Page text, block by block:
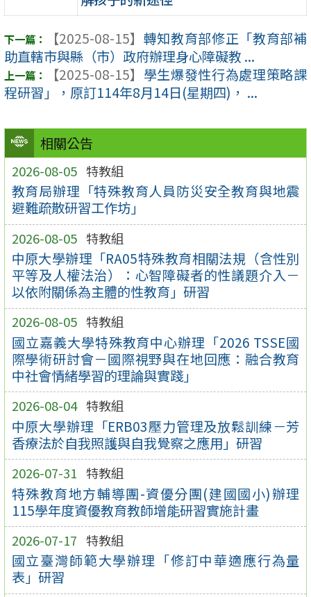
相關公告
2026-08-05 特教組
教育局辦理「特殊教育人員防災安全教育與地震
避難疏散研習工作坊」
2026-08-05 特教組
中原大學辦理「RA05特殊教育相關法規（含性別
平等及人權法治）：心智障礙者的性議題介入－
以依附關係為主體的性教育」研習
2026-08-05 特教組
國立嘉義大學特殊教育中心辦理「2026 TSSE國
際學術研討會－國際視野與在地回應：融合教育
中社會情緒學習的理論與實踐」
2026-08-04 特教組
中原大學辦理「ERB03壓力管理及放鬆訓練－芳
香療法於自我照護與自我覺察之應用」研習
2026-07-31 特教組
特殊教育地方輔導團-資優分團(建國國小)辦理
115學年度資優教育教師增能研習實施計畫
2026-07-17 特教組
國立臺灣師範大學辦理「修訂中華適應行為量
表」研習
【2025-08-15】 轉知教育部修正「教育部補
助直轄市與縣（市）政府辦理身心障礙教 ...
【2025-08-15】 學生爆發性行為處理策略課
程研習」，原訂114年8月14日(星期四)， ...